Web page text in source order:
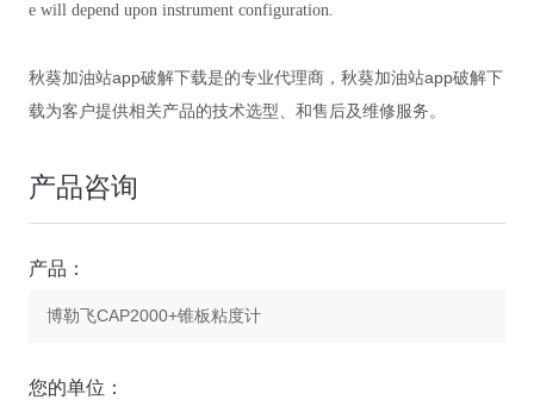
e will depend upon instrument configuration.
秋葵加油站app破解下载是的专业代理商，秋葵加油站app破解下
载为客户提供相关产品的技术选型、和售后及维修服务。
产品咨询
产品：
您的单位：